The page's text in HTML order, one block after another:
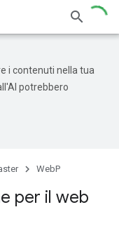
i contenuti nella tua
potrebbero
WebP
per il web